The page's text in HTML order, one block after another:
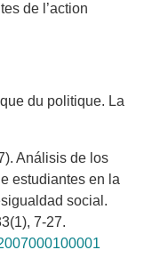
de l’action
du politique. La
Análisis de los
estudiantes en la
social.
7-27.